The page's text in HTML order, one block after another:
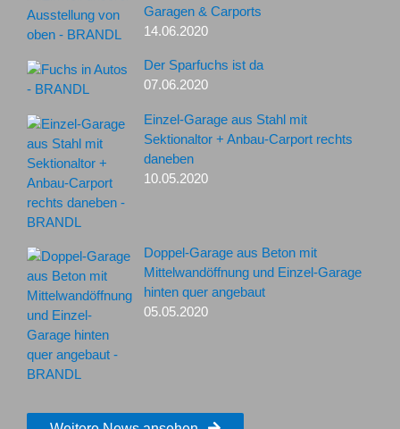
Garagen & Carports
14.06.2020
Der Sparfuchs ist da
07.06.2020
Einzel-Garage aus Stahl mit
Sektionaltor + Anbau-Carport rechts
daneben
10.05.2020
Doppel-Garage aus Beton mit
Mittelwandöffnung und Einzel-Garage
hinten quer angebaut
05.05.2020